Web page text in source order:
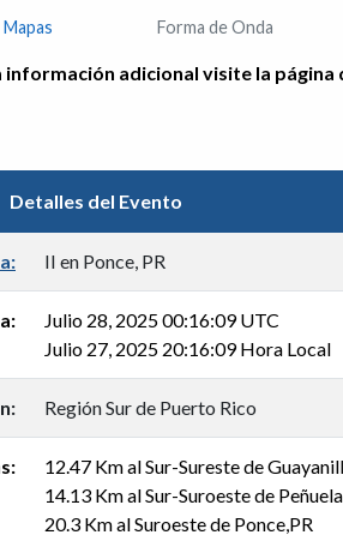
Mapas Forma de Onda
adicional visite la página
Detalles del Evento
II en Ponce, PR
Julio 28, 2025 00:16:09 UTC
Julio 27, 2025 20:16:09 Hora Local
Región Sur de Puerto Rico
12.47 Km al Sur-Sureste de
14.13 Km al Sur-Suroeste de
20.3 Km al Suroeste de Ponce,PR